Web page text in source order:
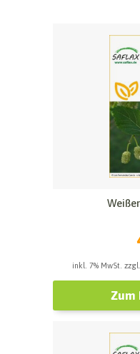
inkl. 7% MwSt. zzgl.
Zum